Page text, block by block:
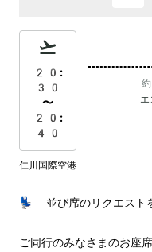
20:
30
〜
20:
40
エ
仁川国際空港
💺 並び席のリクエスト
ご同行のみなさまのお座